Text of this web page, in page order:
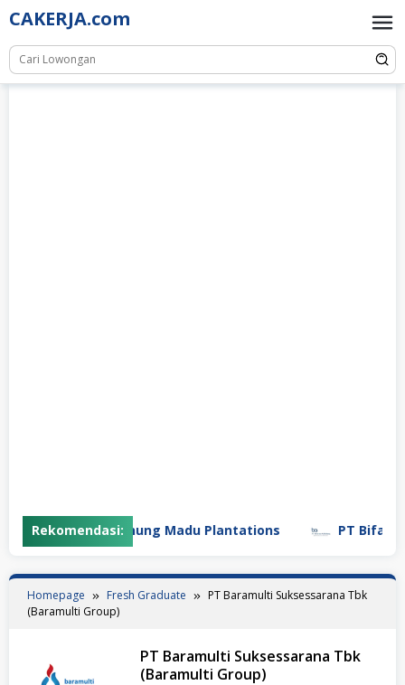
Skip
to
content
CAKERJA.com
Rekomendasi:
PT Gunung Madu Plantations PT Bifarma
Homepage Fresh Graduate
PT Baramulti Suksessarana Tbk
(Baramulti Group)
PT Baramulti Suksessarana Tbk
(Baramulti Group)